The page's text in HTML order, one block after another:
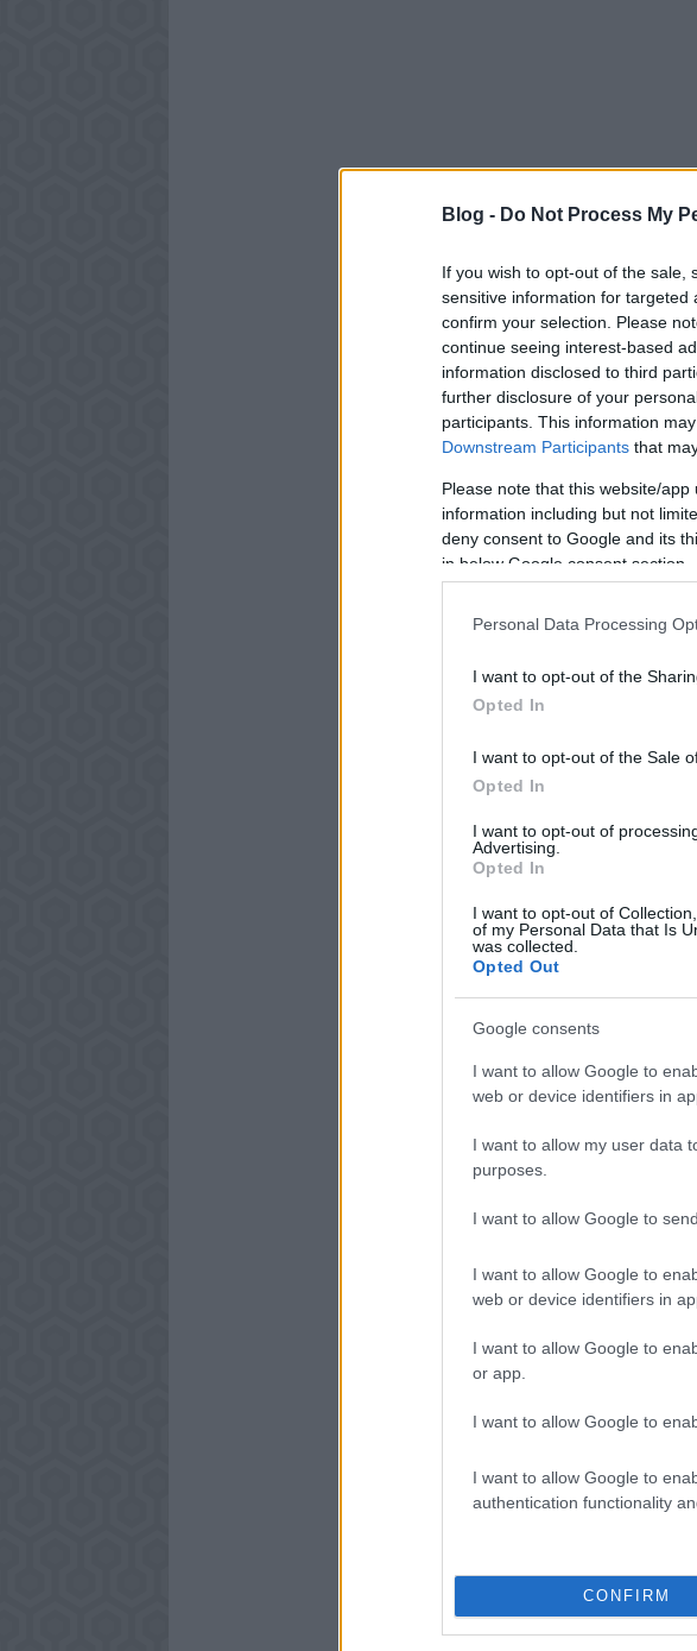
Blog - Do Not Process My
If you wish to opt-out of the sale,
sensitive information for targeted
confirm your selection. Please
continue seeing interest-based
information disclosed to third
further disclosure of your
participants. This information
Downstream Participants that
Please note that this website/
information including but not
deny consent to Google and its
in below Google consent section.
Personal Data Processing
I want to opt-out of the
Opted In
I want to opt-out of the Sale
Opted In
I want to opt-out of
Advertising.
Opted In
I want to opt-out of
of my Personal Data that Is
was collected.
Opted Out
Google consents
I want to allow Google to
web or device identifiers in
I want to allow my user data
purposes.
I want to allow Google to
I want to allow Google to
web or device identifiers in
I want to allow Google to
or app.
I want to allow Google to
I want to allow Google to
authentication functionality
CONFIRM